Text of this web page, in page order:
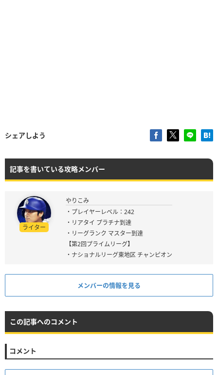
シェアしよう
記事を書いている攻略メンバー
ライター
やりこみ
・プレイヤーレベル：242
・リアタイ プラチナ到達
・リーグランク マスター到達
【第2回プライムリーグ】
・ナショナルリーグ東地区 チャンピオン
メンバーの情報を見る
この記事へのコメント
コメント